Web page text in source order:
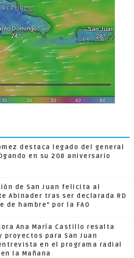
destaca legado del general
en su 208 aniversario
de San Juan felicita al
Abinader tras ser declarada RD
de hambre" por la FAO
Ana María Castillo resalta
proyectos para San Juan
en el programa radial
la Mañana